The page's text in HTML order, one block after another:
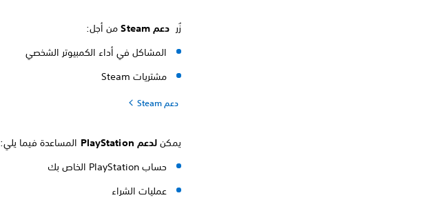
زُر دعم Steam
من أجل:
المشاكل في أداء الكمبيوتر الشخصي
مشتريات Steam
دعم Steam
يمكن لدعم PlayStation
المساعدة فيما يلي:
حساب PlayStation الخاص بك
عمليات الشراء